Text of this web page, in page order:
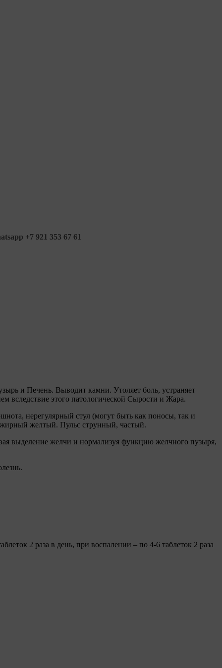
+7 921 353 67 61
и Печень. Выводит камни. Утоляет боль, устраняет
вследствие этого патологической Сырости и Жара.
нерегулярный стул (могут быть как поносы, так и
жирный желтый. Пульс струнный, частый.
выделение желчи и нормализуя функцию желчного пузыря,
2 раза в день, при воспалении – по 4-6 таблеток 2 раза